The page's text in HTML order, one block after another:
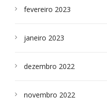
fevereiro 2023
janeiro 2023
dezembro 2022
novembro 2022